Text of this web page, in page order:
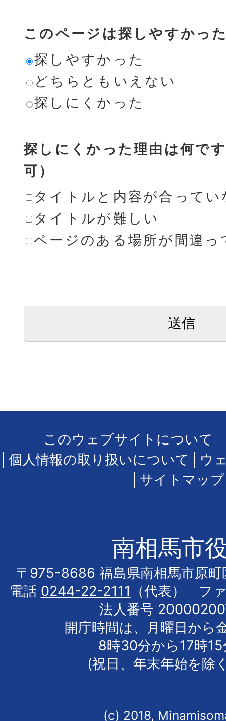
このページは探しやすかっ
探しやすかった
どちらともいえない
探しにくかった
探しにくかった理由は何で
可）
タイトルと内容が合ってい
タイトルが難しい
ページのある場所が間違っ
このウェブサイトについて
個人情報の取り扱いについて
ウ
サイトマップ
南相馬市
〒975-8686 福島県南相馬市原町
電話 0244-22-2111
（代表） フ
法人番号
開庁時間は、月曜日から
8時30分から17時
(祝日、年末年始を除
(c) 2018,